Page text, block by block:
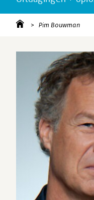
Pim Bouwman